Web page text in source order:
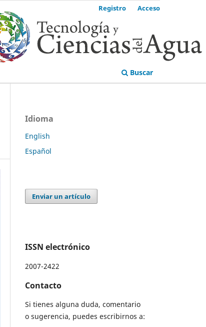
Buscar
Registro Acceso
Idioma
English
Español
Enviar un artículo
ISSN electrónico
2007-2422
Contacto
Si tienes alguna duda, comentario
o sugerencia, puedes escribirnos a: